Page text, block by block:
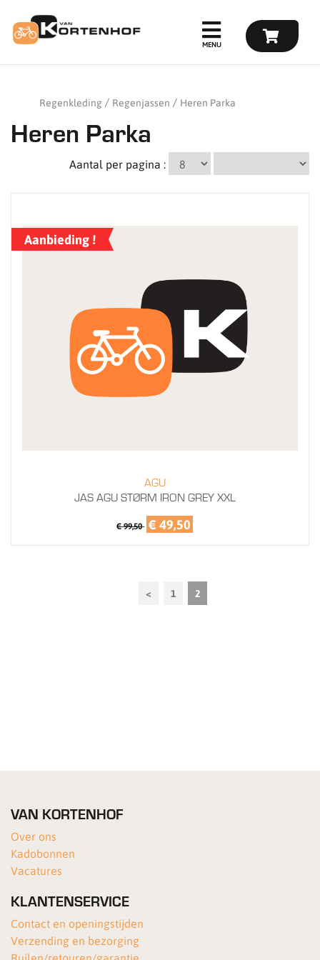
Regenkleding Regenjassen Heren Parka
Heren Parka
Aantal per pagina :
AGU
JAS AGU STØRM IRON GREY XXL
€ 99,50 € 49,50
Aanbieding !
< 1 2
VAN KORTENHOF
Over ons
Kadobonnen
Vacatures
KLANTENSERVICE
Contact en openingstijden
Verzending en bezorging